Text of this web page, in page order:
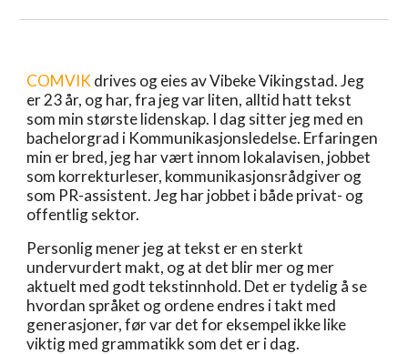
COMVIK drives og eies av Vibeke Vikingstad. Jeg
er 23 år, og har, fra jeg var liten, alltid hatt tekst
som min største lidenskap. I dag sitter jeg med en
bachelorgrad i Kommunikasjonsledelse. Erfaringen
min er bred, jeg har vært innom lokalavisen, jobbet
som korrekturleser, kommunikasjonsrådgiver og
som PR-assistent. Jeg har jobbet i både privat- og
offentlig sektor.
Personlig mener jeg at tekst er en sterkt
undervurdert makt, og at det blir mer og mer
aktuelt med godt tekstinnhold. Det er tydelig å se
hvordan språket og ordene endres i takt med
generasjoner, før var det for eksempel ikke like
viktig med grammatikk som det er i dag.